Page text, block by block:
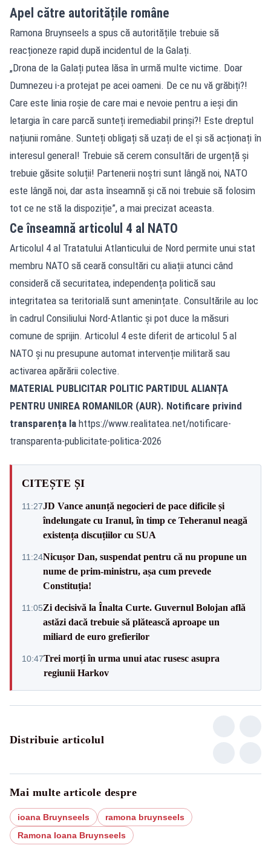
Apel către autoritățile române
Ramona Bruynseels a spus că autoritățile trebuie să
reacționeze rapid după incidentul de la Galați.
„Drona de la Galați putea lăsa în urmă multe victime. Doar
Dumnezeu i-a protejat pe acei oameni. De ce nu vă grăbiți?!
Care este linia roșie de care mai e nevoie pentru a ieși din
letargia în care parcă sunteți iremediabil prinși?! Este dreptul
națiunii române. Sunteți obligați să uzați de el și să acționați în
interesul general! Trebuie să cerem consultări de urgență și
trebuie găsite soluții! Partenerii noștri sunt lângă noi, NATO
este lângă noi, dar asta înseamnă și că noi trebuie să folosim
tot ce ne stă la dispoziție”, a mai precizat aceasta.
Ce înseamnă articolul 4 al NATO
Articolul 4 al Tratatului Atlanticului de Nord permite unui stat
membru NATO să ceară consultări cu aliații atunci când
consideră că securitatea, independența politică sau
integritatea sa teritorială sunt amenințate. Consultările au loc
în cadrul Consiliului Nord-Atlantic și pot duce la măsuri
comune de sprijin. Articolul 4 este diferit de articolul 5 al
NATO și nu presupune automat intervenție militară sau
activarea apărării colective.
MATERIAL PUBLICITAR POLITIC PARTIDUL ALIANȚA
PENTRU UNIREA ROMANILOR (AUR). Notificare privind
transparența la https://www.realitatea.net/notificare-
transparenta-publicitate-politica-2026
CITEȘTE ȘI
11:27JD Vance anunță negocieri de pace dificile și
îndelungate cu Iranul, în timp ce Teheranul neagă
existența discuțiilor cu SUA
11:24Nicușor Dan, suspendat pentru că nu propune un
nume de prim-ministru, așa cum prevede
Constituția!
11:05Zi decisivă la Înalta Curte. Guvernul Bolojan află
astăzi dacă trebuie să plătească aproape un
miliard de euro grefierilor
10:47Trei morți în urma unui atac rusesc asupra
regiunii Harkov
Distribuie articolul
Mai multe articole despre
ioana Bruynseels
ramona bruynseels
Ramona Ioana Bruynseels